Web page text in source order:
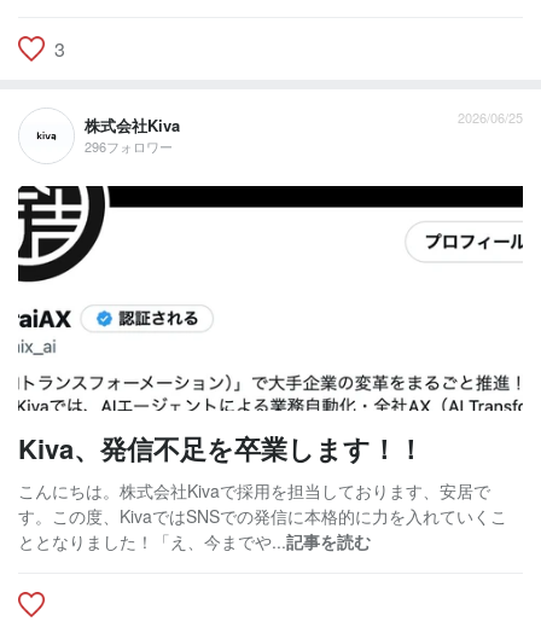
3
株式会社Kiva
296フォロワー
2026/06/25
Kiva、発信不足を卒業します！！
こんにちは。株式会社Kivaで採用を担当しております、安居で
す。この度、KivaではSNSでの発信に本格的に力を入れていくこ
ととなりました！「え、今までや...記事を読む